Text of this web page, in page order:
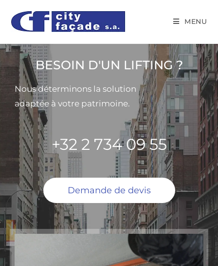
MENU
BESOIN D'UN LIFTING ?
Nous déterminons la solution
adaptée à votre patrimoine.
+32 2 734 09 55
Demande de devis